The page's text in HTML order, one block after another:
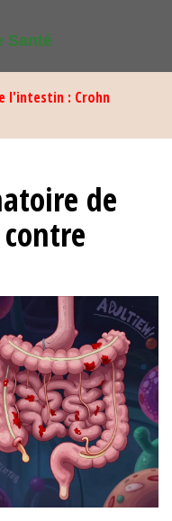
l'intestin : Crohn
de